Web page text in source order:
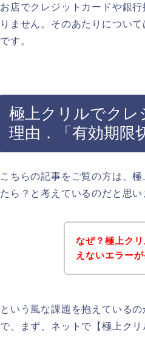
お店でクレジットカードや銀
りません。そのあたりについ
です。
極上クリルでクレ
理由．「有効期限
こちらの記事をご覧の方は、
たら？と考えているのだと思い
なぜ？極上ク
えないエラーが
という風な課題を抱えている
で、まず、ネットで【極上ク